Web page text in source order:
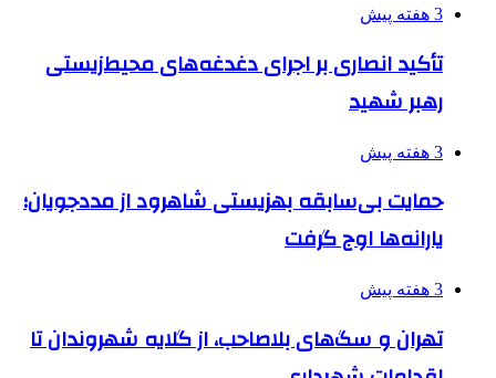
3 هفته پیش
تأکید انصاری بر اجرای دغدغه‌های محیط‌زیستی
رهبر شهید
3 هفته پیش
حمایت بی‌سابقه بهزیستی شاهرود از مددجویان؛
یارانه‌ها اوج گرفت
3 هفته پیش
تهران و سگ‌های بلاصاحب، از گلایه شهروندان تا